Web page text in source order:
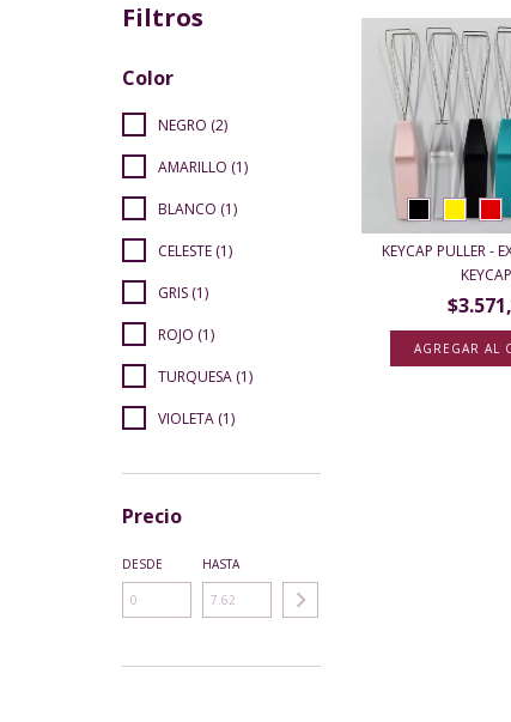
Filtros
Color
NEGRO (2)
AMARILLO (1)
BLANCO (1)
CELESTE (1)
GRIS (1)
ROJO (1)
TURQUESA (1)
VIOLETA (1)
Precio
DESDE HASTA
KEYCAP PULLER -
AGREGAR AL